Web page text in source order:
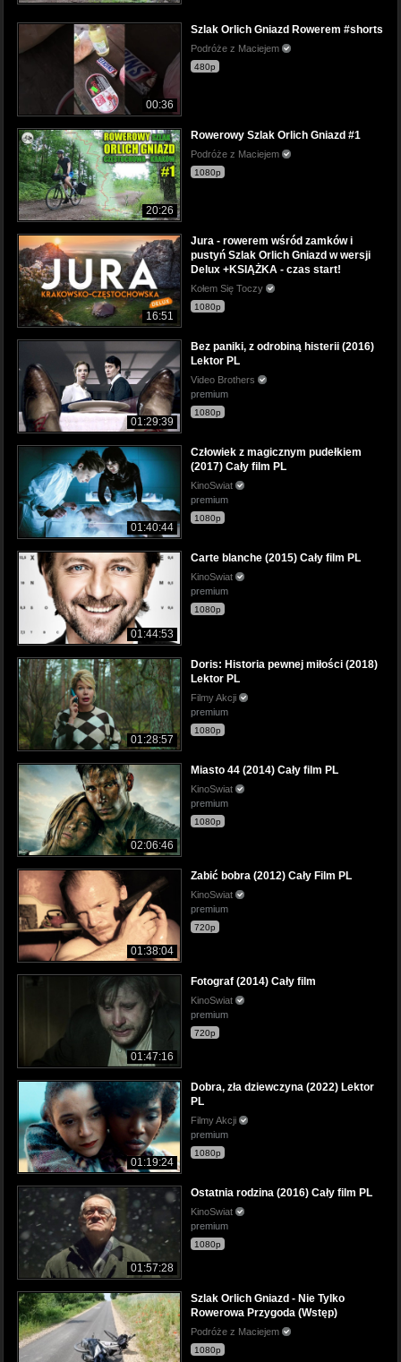
00:36
Szlak Orlich Gniazd Rowerem #shorts
Podróże z Maciejem
480p
20:26
Rowerowy Szlak Orlich Gniazd #1
Podróże z Maciejem
1080p
16:51
Jura - rowerem wśród zamków i
pustyń Szlak Orlich Gniazd w wersji
Delux +KSIĄŻKA - czas start!
Kołem Się Toczy
1080p
01:29:39
Bez paniki, z odrobiną histerii (2016)
Lektor PL
Video Brothers
premium
1080p
01:40:44
Człowiek z magicznym pudełkiem
(2017) Cały film PL
KinoSwiat
premium
1080p
01:44:53
Carte blanche (2015) Cały film PL
KinoSwiat
premium
1080p
01:28:57
Doris: Historia pewnej miłości (2018)
Lektor PL
Filmy Akcji
premium
1080p
02:06:46
Miasto 44 (2014) Cały film PL
KinoSwiat
premium
1080p
01:38:04
Zabić bobra (2012) Cały Film PL
KinoSwiat
premium
720p
01:47:16
Fotograf (2014) Cały film
KinoSwiat
premium
720p
01:19:24
Dobra, zła dziewczyna (2022) Lektor
PL
Filmy Akcji
premium
1080p
01:57:28
Ostatnia rodzina (2016) Cały film PL
KinoSwiat
premium
1080p
Szlak Orlich Gniazd - Nie Tylko
Rowerowa Przygoda (Wstęp)
Podróże z Maciejem
1080p